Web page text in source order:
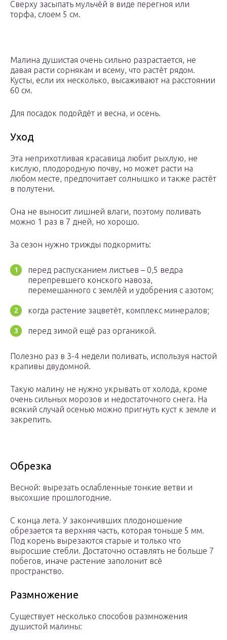
Сверху засыпать мульчёй в виде перегноя или
торфа, слоем 5 см.
Малина душистая очень сильно разрастается, не
давая расти сорнякам и всему, что растёт рядом.
Кусты, если их несколько, высаживают на расстоянии
60 см.
Для посадок подойдёт и весна, и осень.
Уход
Эта неприхотливая красавица любит рыхлую, не
кислую, плодородную почву, но может расти на
любом месте, предпочитает солнышко и также растёт
в полутени.
Она не выносит лишней влаги, поэтому поливать
можно 1 раз в 7 дней, но хорошо.
За сезон нужно трижды подкормить:
перед распусканием листьев – 0,5 ведра
перепревшего конского навоза,
перемешанного с землёй и удобрения с азотом;
когда растение зацветёт, комплекс минералов;
перед зимой ещё раз органикой.
Полезно раз в 3-4 недели поливать, используя настой
крапивы двудомной.
Такую малину не нужно укрывать от холода, кроме
очень сильных морозов и недостаточного снега. На
всякий случай осенью можно пригнуть куст к земле и
закрепить.
Обрезка
Весной: вырезать ослабленные тонкие ветви и
высохшие прошлогодние.
С конца лета. У закончивших плодоношение
обрезается та верхняя часть, которая тоньше 5 мм.
Под корень вырезаются старые и только что
выросшие стебли. Достаточно оставлять не больше 7
побегов, иначе растение заполонит всё
пространство.
Размножение
Существует несколько способов размножения
душистой малины: